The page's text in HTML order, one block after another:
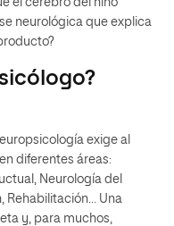
neurológica que explica
exige al
diferentes áreas:
Neurología del
Rehabilitación… Una
y, para muchos,